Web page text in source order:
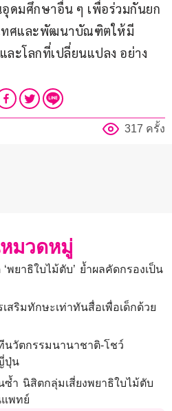
ดมศึกษาอื่น ๆ เพื่อร่วมกันยก
ทศและพัฒนาบัณฑิตให้มี
ะโลกที่เปลี่ยนแปลง อย่าง
317 ครั้ง
มวดหมู่
พยาธิใบไม้ตับ’ ย้ำผลคัดกรองเป็น
เสริมทักษะเท่าทันสื่อเพื่อเด็กด้วย
นวัตกรรมนานาชาติ-โชว์
ปุ่น
ำ นิสิตกลุ่มเสี่ยงพยาธิใบไม้ตับ
พทย์